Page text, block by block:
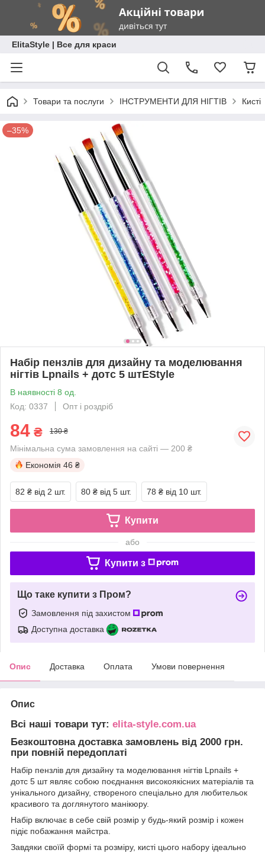
ElitaStyle | Все для краси
Товари та послуги ІНСТРУМЕНТИ ДЛЯ НІГТІВ Кисті
–35%
Набір пензлів для дизайну та моделювання
нігтів Lpnails + дотс 5 штEStyle
В наявності 8 од.
Код: 0337
Опт і роздріб
84 ₴ 130 ₴
Мінімальна сума замовлення на сайті — 200 ₴
Економія 46 ₴
82 ₴ від 2 шт. 80 ₴ від 5 шт. 78 ₴ від 10 шт.
Купити
або
Купити з
Що таке купити з Пром?
Замовлення під захистом
Доступна доставка
Опис Доставка Оплата Умови повернення
Опис
Всі наші товари тут: elita-style.com.ua
Безкоштовна доставка замовлень від 2000 грн.
при повній передоплаті
Набір пензлів для дизайну та моделювання нігтів Lpnails +
дотс 5 шт являє собою поєднання високоякісних матеріалів та
унікального дизайну, створеного спеціально для любительок
красивого та доглянутого манікюру.
Набір включає в себе свій розмір у будь-який розмір і кожен
підіє побажання майстра.
Завдяки своїй формі та розміру, кисті цього набору ідеально